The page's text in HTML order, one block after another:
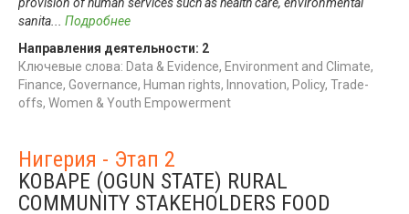
sanita
Подробнее
Направления деятельности: 2
Ключевые слова: Data & Evidence, Environment and Climate,
Finance, Governance, Human rights, Innovation, Policy, Trade-
offs, Women & Youth Empowerment
Нигерия - Этап 2
KOBAPE (OGUN STATE) RURAL
COMMUNITY STAKEHOLDERS FOOD